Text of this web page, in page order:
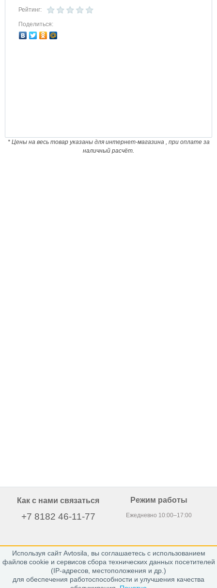
Используя сайт Avtosila, вы соглашаетесь с использованием
файлов cookie и сервисов сбора технических данных посетителей
(IP-адресов, местоположения и др.)
для обеспечения работоспособности и улучшения качества
Рейтинг:
Поделиться:
* Цены на весь товар указаны для интернет-магазина , при оплате за
наличный расчёт.
Как с нами связаться
+7 8182 46-11-77
163020, г. Архангельск,
пр. Никольский 15, офис 212
Режим работы
Ежедневно 10:00–17:00